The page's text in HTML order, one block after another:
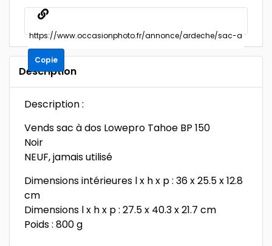
Copie
Description
Description :
Vends sac à dos Lowepro Tahoe BP 150
Noir
NEUF, jamais utilisé
Dimensions intérieures l x h x p : 36 x 25.5 x 12.8
cm
Dimensions l x h x p : 27.5 x 40.3 x 21.7 cm
Poids : 800 g